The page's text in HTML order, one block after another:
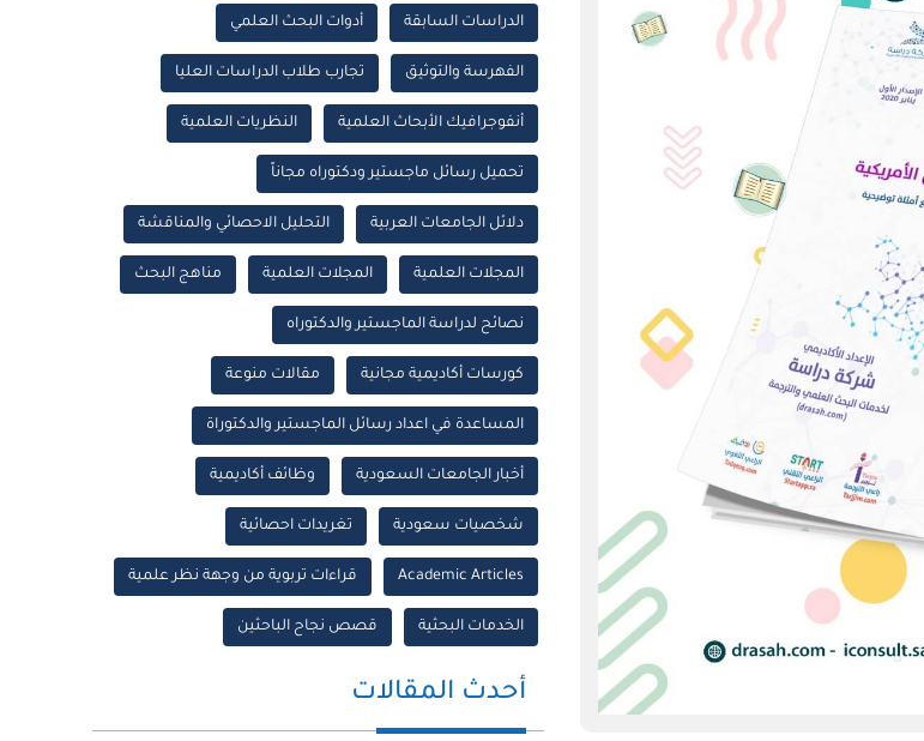
الدراسات السابقة أدوات البحث العلمي
الفهرسة والتوثيق تجارب طلاب الدراسات العليا
أنفوجرافيك الأبحاث العلمية النظريات العلمية
تحميل رسائل ماجستير ودكتوراه مجاناً
دلائل الجامعات العربية التحليل الاحصائي والمناقشة
المجلات العلمية المجلات العلمية مناهج البحث
نصائح لدراسة الماجستير والدكتوراه
كورسات أكاديمية مجانية مقالات منوعة
المساعدة في اعداد رسائل الماجستير والدكتوراة
أخبار الجامعات السعودية وظائف أكاديمية
شخصيات سعودية تغريدات احصائية
Academic Articles قراءات تربوية من وجهة نظر علمية
الخدمات البحثية قصص نجاح الباحثين
أحدث المقالات